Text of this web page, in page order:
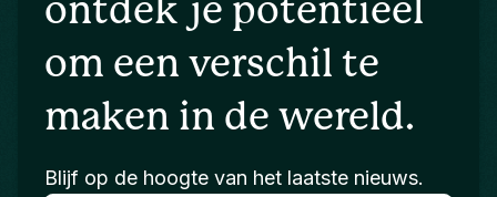
ontdek je potentieel
om een verschil te
maken in de wereld.
Blijf op de hoogte van het laatste nieuws.